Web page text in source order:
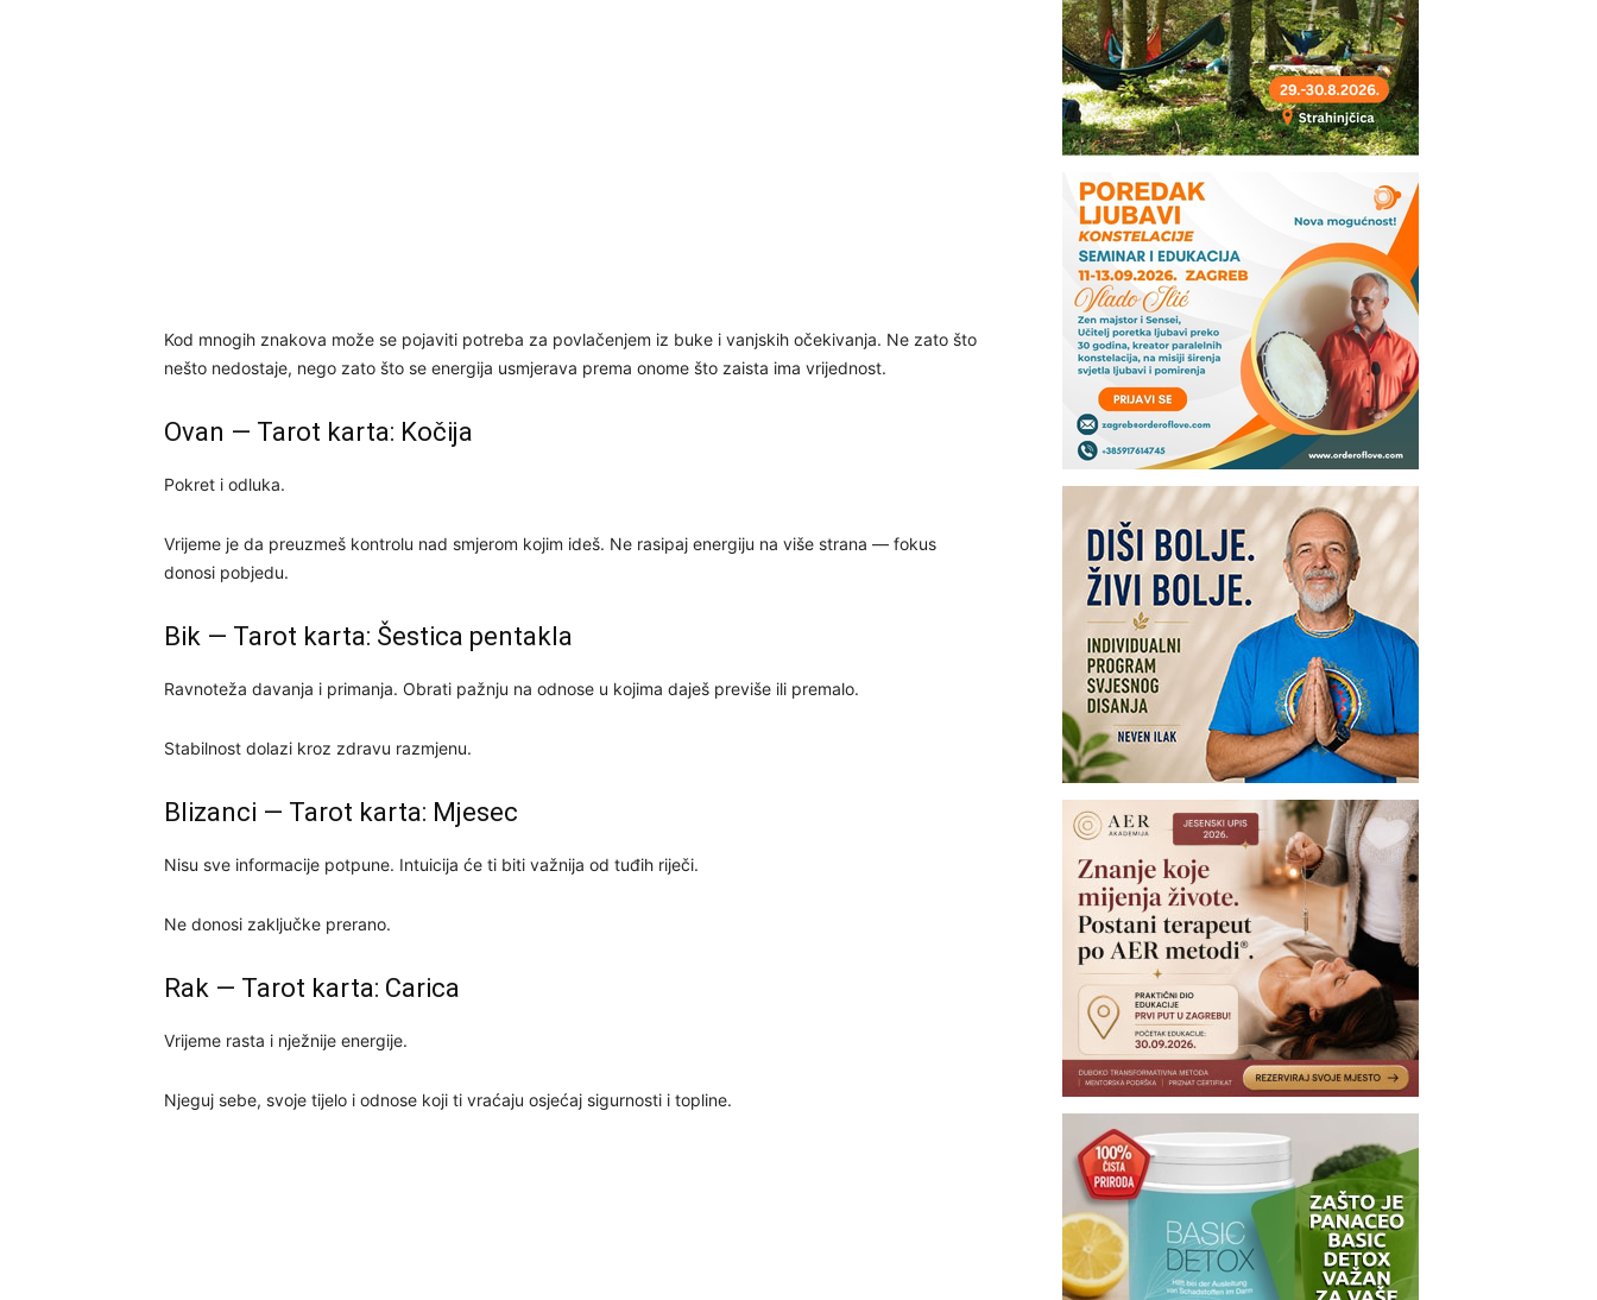
Kod mnogih znakova može se pojaviti potreba za povlačenjem iz buke i vanjskih očekivanja. Ne zato što
nešto nedostaje, nego zato što se energija usmjerava prema onome što zaista ima vrijednost.
Ovan — Tarot karta: Kočija
Pokret i odluka.
Vrijeme je da preuzmeš kontrolu nad smjerom kojim ideš. Ne rasipaj energiju na više strana — fokus
donosi pobjedu.
Bik — Tarot karta: Šestica pentakla
Ravnoteža davanja i primanja. Obrati pažnju na odnose u kojima daješ previše ili premalo.
Stabilnost dolazi kroz zdravu razmjenu.
Blizanci — Tarot karta: Mjesec
Nisu sve informacije potpune. Intuicija će ti biti važnija od tuđih riječi.
Ne donosi zaključke prerano.
Rak — Tarot karta: Carica
Vrijeme rasta i nježnije energije.
Njeguj sebe, svoje tijelo i odnose koji ti vraćaju osjećaj sigurnosti i topline.